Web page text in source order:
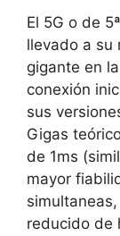
El 5G o de
llevado a su
gigante en
conexión
sus
Gigas
de 1ms
mayor
reducido de